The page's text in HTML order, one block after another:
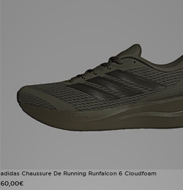
adidas Chaussure De Running Runfalcon 6 Cloudfoam
60,00€